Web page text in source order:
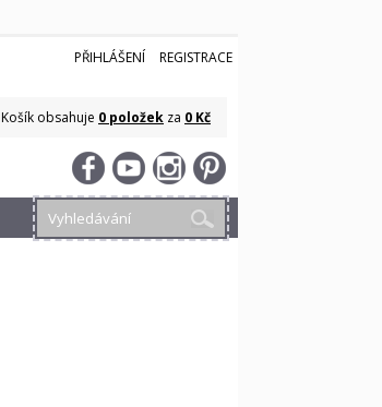
PŘIHLÁŠENÍ REGISTRACE
Košík obsahuje 0 položek za 0 Kč